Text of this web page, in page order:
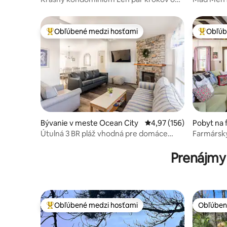
MOVIE
Najobľúbenejšie medzi hosťami
Obľúbené medzi hosťami
Bývanie v meste Ocean City Priemerné
4,97 (156)
Útulná 3 BR pláž vhodná pre domáce
Pobyt na
cess
Najobľúbenejšie medzi hosťami
Obľúbené medzi hosťami